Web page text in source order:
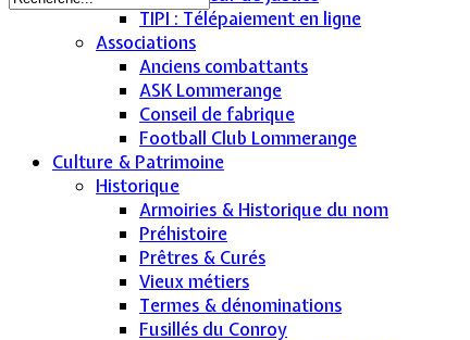
TIPI : Télépaiement en ligne
Associations
Anciens combattants
ASK Lommerange
Conseil de fabrique
Football Club Lommerange
Culture & Patrimoine
Historique
Armoiries & Historique du nom
Préhistoire
Prêtres & Curés
Vieux métiers
Termes & dénominations
Fusillés du Conroy